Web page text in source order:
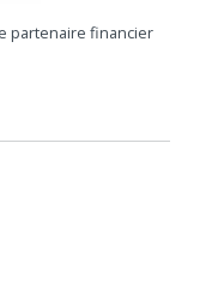
partenaire financier